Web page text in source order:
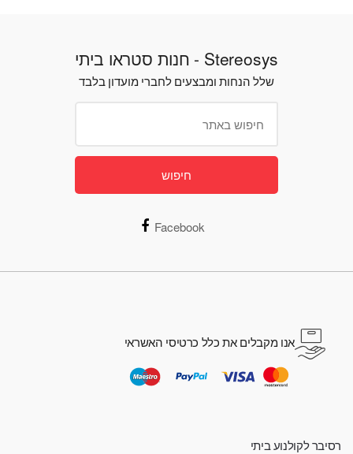
Stereosys - חנות סטראו ביתי
שלל הנחות ומבצעים לחברי מועדון בלבד
חיפוש
Facebook
אנו מקבלים את כלל כרטיסי האשראי
רסיבר לקולנוע ביתי